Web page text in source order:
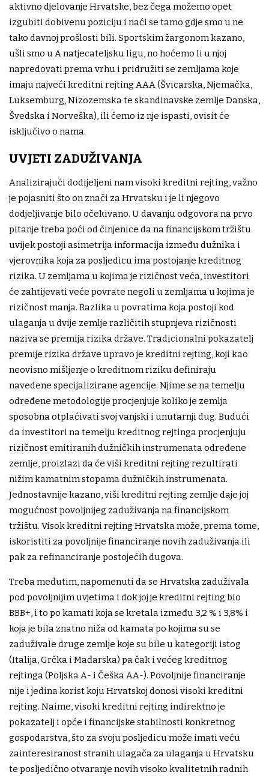
aktivno djelovanje Hrvatske, bez čega možemo opet
izgubiti dobivenu poziciju i naći se tamo gdje smo u ne
tako davnoj prošlosti bili. Sportskim žargonom kazano,
ušli smo u A natjecateljsku ligu, no hoćemo li u njoj
napredovati prema vrhu i pridružiti se zemljama koje
imaju najveći kreditni rejting AAA (Švicarska, Njemačka,
Luksemburg, Nizozemska te skandinavske zemlje Danska,
Švedska i Norveška), ili ćemo iz nje ispasti, ovisit će
isključivo o nama.
UVJETI ZADUŽIVANJA
Analizirajući dodijeljeni nam visoki kreditni rejting, važno
je pojasniti što on znači za Hrvatsku i je li njegovo
dodjeljivanje bilo očekivano. U davanju odgovora na prvo
pitanje treba poći od činjenice da na financijskom tržištu
uvijek postoji asimetrija informacija između dužnika i
vjerovnika koja za posljedicu ima postojanje kreditnog
rizika. U zemljama u kojima je rizičnost veća, investitori
će zahtijevati veće povrate negoli u zemljama u kojima je
rizičnost manja. Razlika u povratima koja postoji kod
ulaganja u dvije zemlje različitih stupnjeva rizičnosti
naziva se premija rizika države. Tradicionalni pokazatelj
premije rizika države upravo je kreditni rejting, koji kao
neovisno mišljenje o kreditnom riziku definiraju
navedene specijalizirane agencije. Njime se na temelju
određene metodologije procjenjuje koliko je zemlja
sposobna otplaćivati svoj vanjski i unutarnji dug. Budući
da investitori na temelju kreditnog rejtinga procjenjuju
rizičnost emitiranih dužničkih instrumenata određene
zemlje, proizlazi da će viši kreditni rejting rezultirati
nižim kamatnim stopama dužničkih instrumenata.
Jednostavnije kazano, viši kreditni rejting zemlje daje joj
mogućnost povoljnijeg zaduživanja na financijskom
tržištu. Visok kreditni rejting Hrvatska može, prema tome,
iskoristiti za povoljnije financiranje novih zaduživanja ili
pak za refinanciranje postojećih dugova.
Treba međutim, napomenuti da se Hrvatska zaduživala
pod povoljnijim uvjetima i dok joj je kreditni rejting bio
BBB+, i to po kamati koja se kretala između 3,2 % i 3,8% i
koja je bila znatno niža od kamata po kojima su se
zaduživale druge zemlje koje su bile u kategoriji istog
(Italija, Grčka i Mađarska) pa čak i većeg kreditnog
rejtinga (Poljska A- i Češka AA-). Povoljnije financiranje
nije i jedina korist koju Hrvatskoj donosi visoki kreditni
rejting. Naime, visoki kreditni rejting indirektno je
pokazatelj i opće i financijske stabilnosti konkretnog
gospodarstva, što za svoju posljedicu može imati veću
zainteresiranost stranih ulagača za ulaganja u Hrvatsku
te posljedično otvaranje novih visoko kvalitetnih radnih